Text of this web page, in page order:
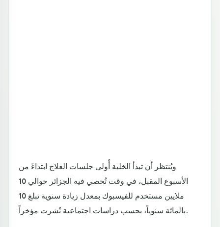
ويُنتظر أن تبدأ الخلية أُولى جلسات العلاج ابتداءً من
الأسبوع المقبل، في وقت تُحصي فيه الجزائر حوالي 10
ملايين مستخدم للفيسبوك بمعدل زيادة سنوية تبلغ 10
بالمائة سنوياً، بحسب دراسات اجتماعية نُشرت مؤخراً.